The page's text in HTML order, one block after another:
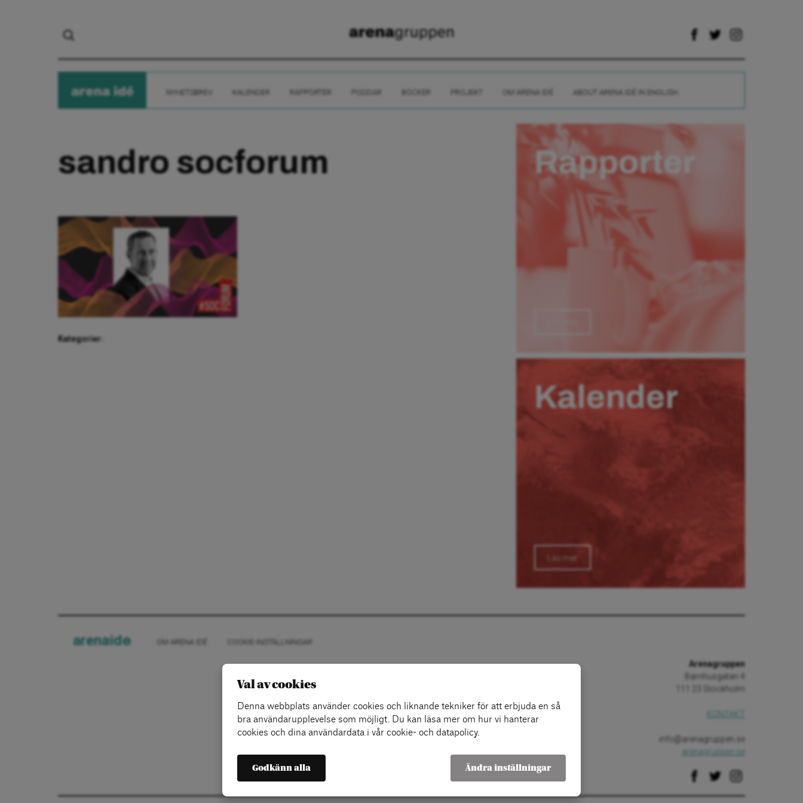
arenaide KALENDER RAPPORTER BÖCKER PROJEKT OM ARENA IDÉ ABOUT ARENA IDÉ IN ENGLISH
sandro socforum
Kategorier:
Rapporter
Kalender
Läs mer
arenaide OM ARENA IDÉ COOKIE-INSTÄLLNINGAR
Arenagruppen
Barnhusgatan 4
111 23 Stockholm
info@arenagruppen.se
arenagruppen.se
Val av cookies
Denna webbplats använder cookies och liknande tekniker för att erbjuda en så
bra användarupplevelse som möjligt. Du kan läsa mer om hur vi hanterar
cookies och dina användardata i vår cookie- och datapolicy.
Godkänn alla Ändra inställningar